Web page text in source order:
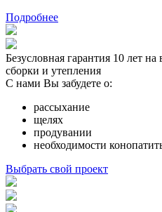
Подробнее
Безусловная гарантия 10 лет на
сборки и утепления
С нами Вы забудете о:
рассыхание
щелях
продувании
необходимости
Выбрать свой проект